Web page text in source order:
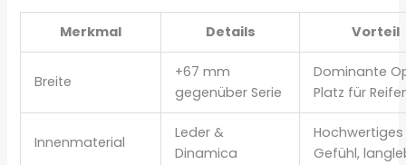
Merkmal Details Vorteil
Breite
+67 mm
gegenüber Serie
Dominante
Platz für
Innenmaterial
Leder &
Dinamica
Hochwertiges
Gefühl,